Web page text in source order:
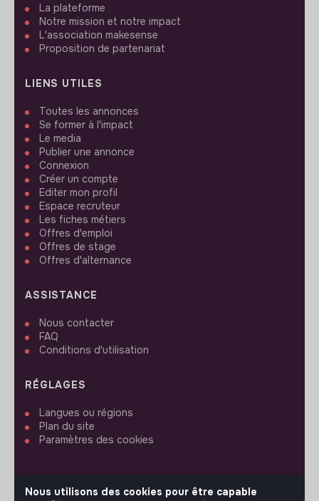
La plateforme
Notre mission et notre impact
L'association makesense
Proposition de partenariat
LIENS UTILES
Toutes les annonces
Se former à l'impact
Le media
Publier une annonce
Connexion
Créer un compte
Editer mon profil
Espace recruteur
Les fiches métiers
Offres d'emploi
Offres de stage
Offres d'alternance
ASSISTANCE
Nous contacter
FAQ
Conditions d'utilisation
RÉGLAGES
Langues ou régions
Plan du site
Paramètres des cookies
Nous utilisons des cookies pour être capable